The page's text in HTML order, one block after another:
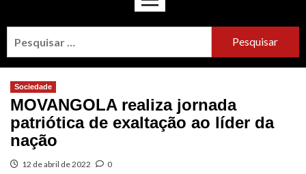
Sociedade
MOVANGOLA realiza jornada
patriótica de exaltação ao líder da
nação
12 de abril de 2022 0